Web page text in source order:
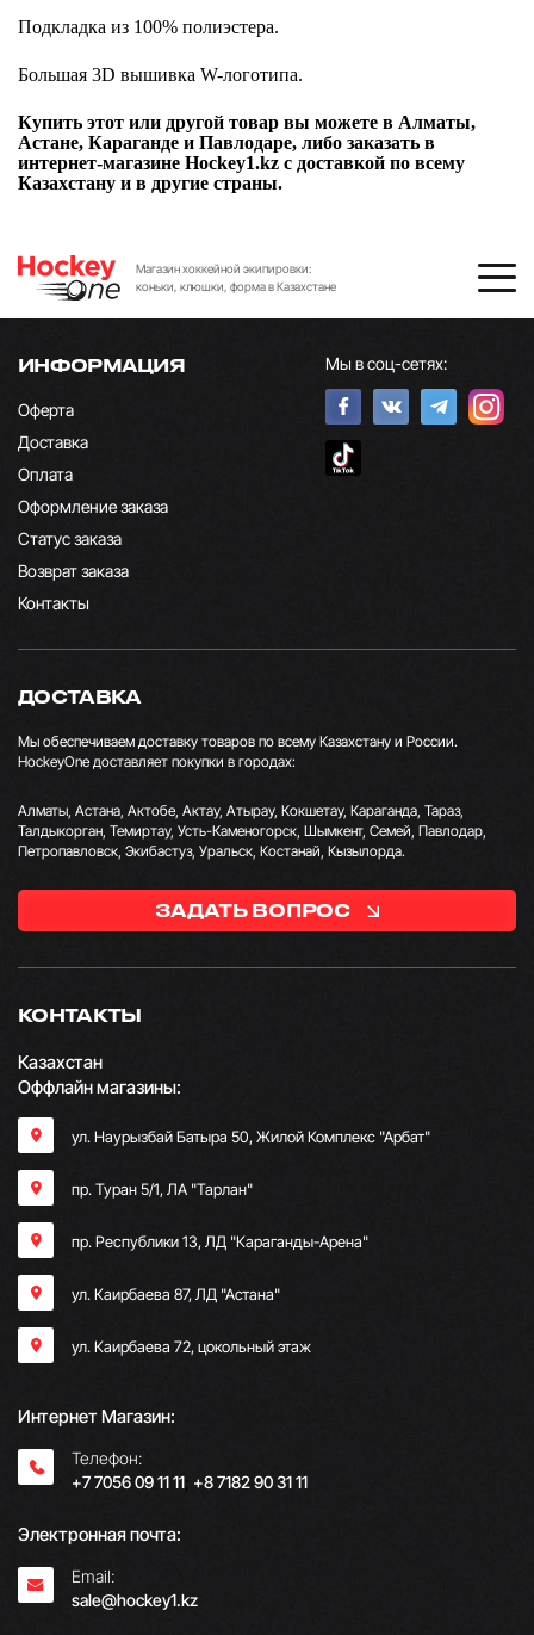
Подкладка из 100% полиэстера.
Большая 3D вышивка W-логотипа.
Купить этот или другой товар вы можете в Алматы,
Астане, Караганде и Павлодаре, либо заказать в
интернет-магазине Hockey1.kz с доставкой по всему
Казахстану и в другие страны.
Магазин хоккейной экипировки:
коньки, клюшки, форма в Казахстане
ИНФОРМАЦИЯ
Оферта
Доставка
Оплата
Оформление заказа
Статус заказа
Возврат заказа
Контакты
Мы в соц-сетях:
КОНТАКТЫ
Казахстан
Оффлайн магазины:
ул. Наурызбай Батыра 50, Жилой Комплекс "Арбат"
пр. Туран 5/1, ЛА "Тарлан"
пр. Республики 13, ​ЛД "Караганды-Арена"
ул. Каирбаева 87, ЛД "Астана"
ул. Каирбаева 72, цокольный этаж
Интернет Магазин:
Телефон:
+7 7056 09 11 11; +8 7182 90 31 11
Электронная почта:
Email:
sale@hockey1.kz
ДОСТАВКА
Мы обеспечиваем доставку товаров по всему Казахстану и России.
HockeyOne доставляет покупки в городах:
Алматы, Астана, Актобе, Актау, Атырау, Кокшетау, Караганда, Тараз,
Талдыкорган, Темиртау, Усть-Каменогорск, Шымкент, Семей, Павлодар,
Петропавловск, Экибастуз, Уральск, Костанай, Кызылорда.
ЗАДАТЬ ВОПРОС